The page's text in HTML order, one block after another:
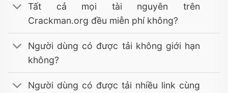
Tất cả mọi tài nguyên trên
Crackman.org đều miễn phí không?
Người dùng có được tải không giới hạn
không?
Người dùng có được tải nhiều link cùng